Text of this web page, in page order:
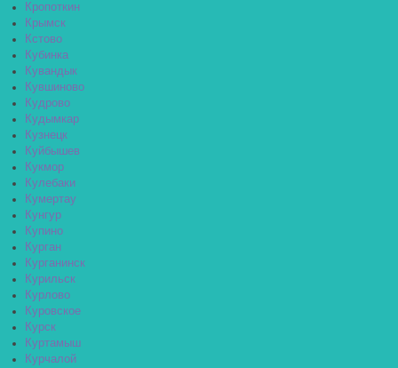
Кропоткин
Крымск
Кстово
Кубинка
Кувандык
Кувшиново
Кудрово
Кудымкар
Кузнецк
Куйбышев
Кукмор
Кулебаки
Кумертау
Кунгур
Купино
Курган
Курганинск
Курильск
Курлово
Куровское
Курск
Куртамыш
Курчалой